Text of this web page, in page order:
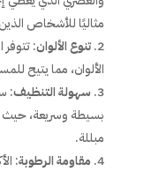
مثاليًا للأشخاص
تنوع الألوان:
الألوان، مما يتيح
سهولة التنظيف:
بسيطة وسريعة، حيث
مبللة.
مقاومة الرطوبة: